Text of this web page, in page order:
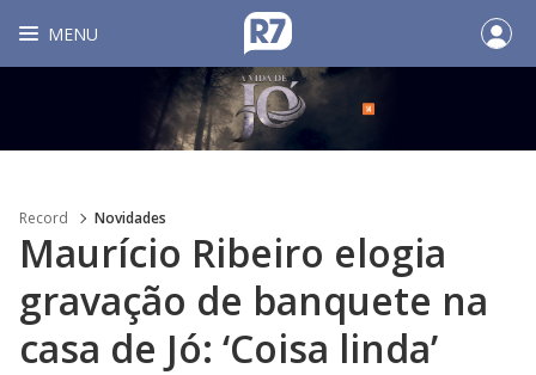
MENU
Record Novidades
Maurício Ribeiro elogia
gravação de banquete na
casa de Jó: ‘Coisa linda’